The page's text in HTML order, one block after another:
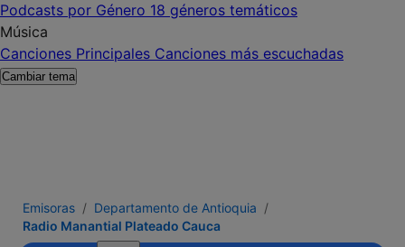
Podcasts por Género 18 géneros temáticos
Música
Canciones Principales Canciones más escuchadas
Cambiar tema
Emisoras
Departamento de Antioquia
Radio Manantial Plateado Cauca